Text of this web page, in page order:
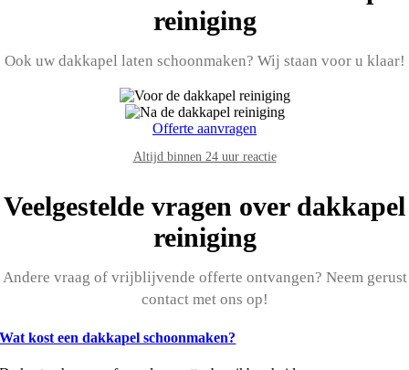
reiniging
Ook uw dakkapel laten schoonmaken? Wij staan voor u klaar!
Offerte aanvragen
Altijd binnen 24 uur reactie
Veelgestelde vragen over dakkapel
reiniging
Andere vraag of vrijblijvende offerte ontvangen? Neem gerust
contact met ons op!
Wat kost een dakkapel schoonmaken?